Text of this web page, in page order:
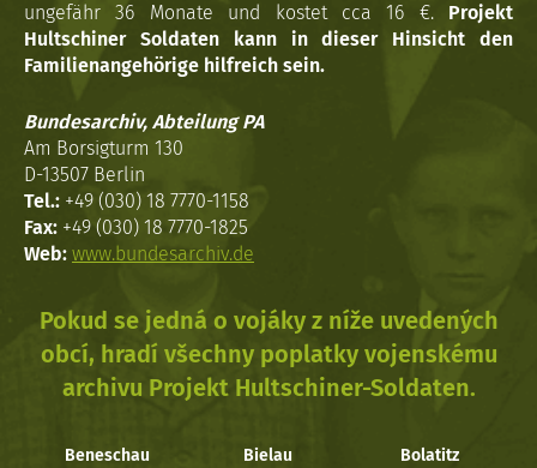
ungefähr 36 Monate und kostet cca 16 €. Projekt
Hultschiner Soldaten kann in dieser Hinsicht den
Familienangehörige hilfreich sein.
Bundesarchiv, Abteilung PA
Am Borsigturm 130
D-13507 Berlin
Tel.: +49 (030) 18 7770-1158
Fax: +49 (030) 18 7770-1825
Web: www.bundesarchiv.de
Pokud se jedná o vojáky z níže uvedených
obcí, hradí všechny poplatky vojenskému
archivu Projekt Hultschiner-Soldaten.
Beneschau Bielau Bolatitz